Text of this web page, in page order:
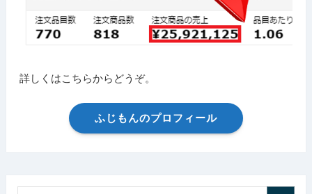
詳しくはこちらからどうぞ。
ふじもんのプロフィール